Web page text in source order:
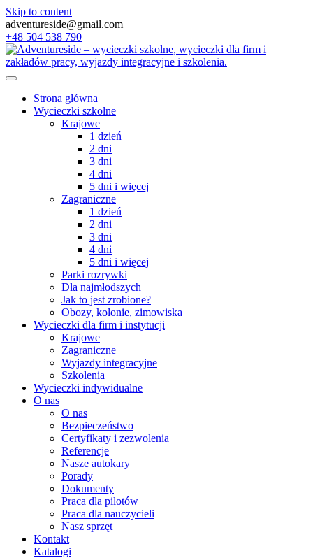
Skip to content
adventureside@gmail.com
+48 504 538 790
Strona główna
Wycieczki szkolne
Krajowe
1 dzień
2 dni
3 dni
4 dni
5 dni i więcej
Zagraniczne
1 dzień
2 dni
3 dni
4 dni
5 dni i więcej
Parki rozrywki
Dla najmłodszych
Jak to jest zrobione?
Obozy, kolonie, zimowiska
Wycieczki dla firm i instytucji
Krajowe
Zagraniczne
Wyjazdy integracyjne
Szkolenia
Wycieczki indywidualne
O nas
O nas
Bezpieczeństwo
Certyfikaty i zezwolenia
Referencje
Nasze autokary
Porady
Dokumenty
Praca dla pilotów
Praca dla nauczycieli
Nasz sprzęt
Kontakt
Katalogi